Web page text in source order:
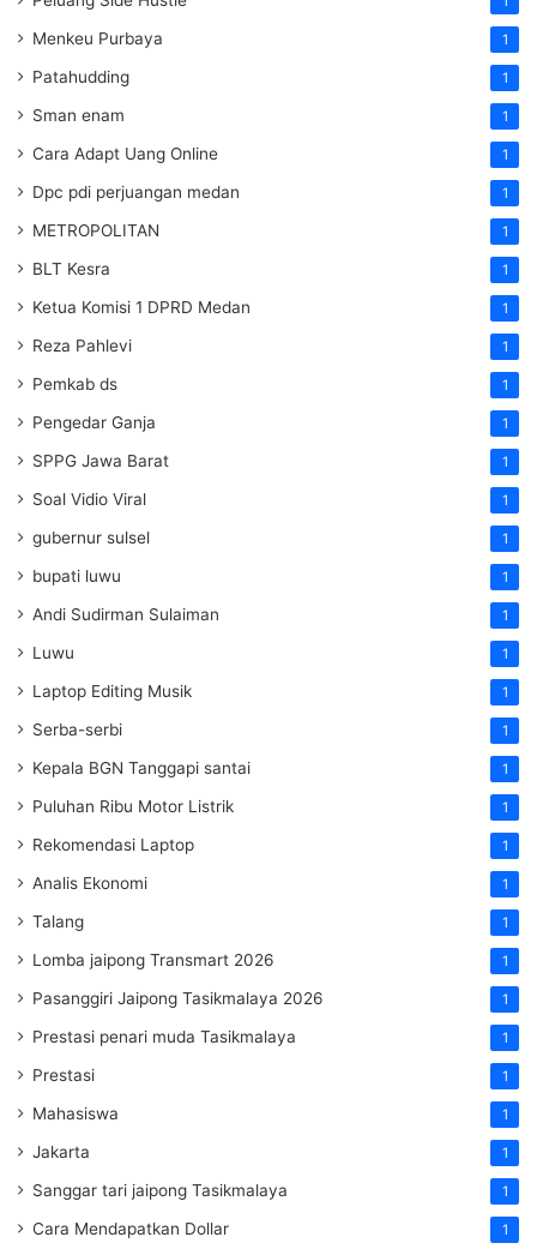
Menkeu Purbaya 1
Patahudding 1
Sman enam 1
Cara Adapt Uang Online 1
Dpc pdi perjuangan medan 1
METROPOLITAN 1
BLT Kesra 1
Ketua Komisi 1 DPRD Medan 1
Reza Pahlevi 1
Pemkab ds 1
Pengedar Ganja 1
SPPG Jawa Barat 1
Soal Vidio Viral 1
gubernur sulsel 1
bupati luwu 1
Andi Sudirman Sulaiman 1
Luwu 1
Laptop Editing Musik 1
Serba-serbi 1
Kepala BGN Tanggapi santai 1
Puluhan Ribu Motor Listrik 1
Rekomendasi Laptop 1
Analis Ekonomi 1
Talang 1
Lomba jaipong Transmart 2026 1
Pasanggiri Jaipong Tasikmalaya 2026 1
Prestasi penari muda Tasikmalaya 1
Prestasi 1
Mahasiswa 1
Jakarta 1
Sanggar tari jaipong Tasikmalaya 1
Cara Mendapatkan Dollar 1